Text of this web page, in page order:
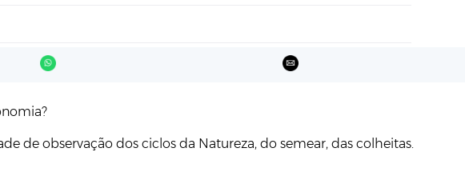
de observação dos ciclos da Natureza, do semear, das colheitas.